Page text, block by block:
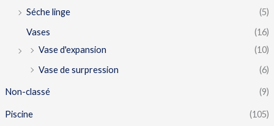
Séche linge
(5)
Vases
(16)
Vase d'expansion
(10)
Vase de surpression
(6)
Non-classé (9)
Piscine
(105)